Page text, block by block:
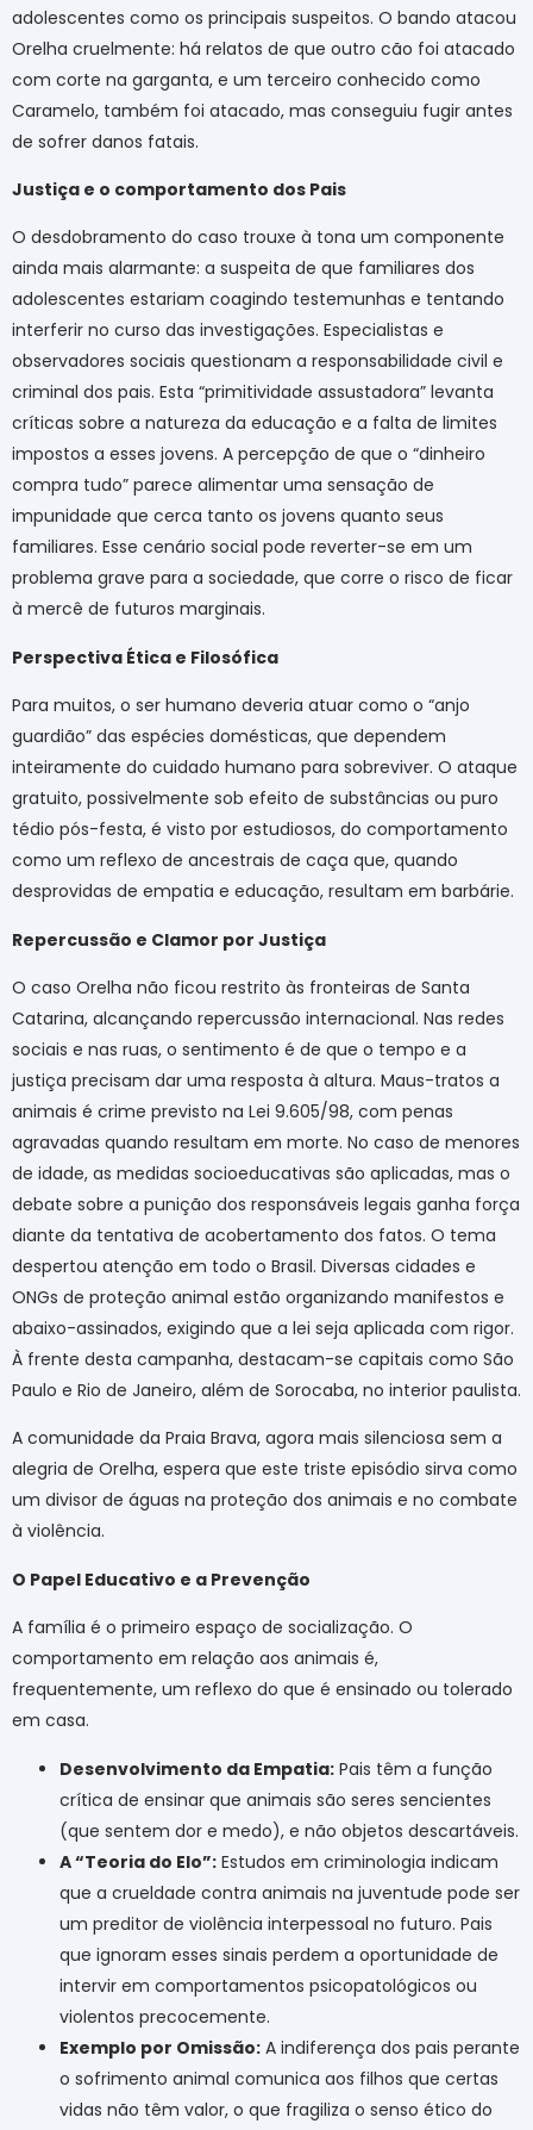
adolescentes como os principais suspeitos. O bando atacou
Orelha cruelmente: há relatos de que outro cão foi atacado
com corte na garganta, e um terceiro conhecido como
Caramelo, também foi atacado, mas conseguiu fugir antes
de sofrer danos fatais.
Justiça e o comportamento dos Pais
O desdobramento do caso trouxe à tona um componente
ainda mais alarmante: a suspeita de que familiares dos
adolescentes estariam coagindo testemunhas e tentando
interferir no curso das investigações. Especialistas e
observadores sociais questionam a responsabilidade civil e
criminal dos pais. Esta “primitividade assustadora” levanta
críticas sobre a natureza da educação e a falta de limites
impostos a esses jovens. A percepção de que o “dinheiro
compra tudo” parece alimentar uma sensação de
impunidade que cerca tanto os jovens quanto seus
familiares. Esse cenário social pode reverter-se em um
problema grave para a sociedade, que corre o risco de ficar
à mercê de futuros marginais.
Perspectiva Ética e Filosófica
Para muitos, o ser humano deveria atuar como o “anjo
guardião” das espécies domésticas, que dependem
inteiramente do cuidado humano para sobreviver. O ataque
gratuito, possivelmente sob efeito de substâncias ou puro
tédio pós-festa, é visto por estudiosos, do comportamento
como um reflexo de ancestrais de caça que, quando
desprovidas de empatia e educação, resultam em barbárie.
Repercussão e Clamor por Justiça
O caso Orelha não ficou restrito às fronteiras de Santa
Catarina, alcançando repercussão internacional. Nas redes
sociais e nas ruas, o sentimento é de que o tempo e a
justiça precisam dar uma resposta à altura. Maus-tratos a
animais é crime previsto na Lei 9.605/98, com penas
agravadas quando resultam em morte. No caso de menores
de idade, as medidas socioeducativas são aplicadas, mas o
debate sobre a punição dos responsáveis legais ganha força
diante da tentativa de acobertamento dos fatos. O tema
despertou atenção em todo o Brasil. Diversas cidades e
ONGs de proteção animal estão organizando manifestos e
abaixo-assinados, exigindo que a lei seja aplicada com rigor.
À frente desta campanha, destacam-se capitais como São
Paulo e Rio de Janeiro, além de Sorocaba, no interior paulista.
A comunidade da Praia Brava, agora mais silenciosa sem a
alegria de Orelha, espera que este triste episódio sirva como
um divisor de águas na proteção dos animais e no combate
à violência.
O Papel Educativo e a Prevenção
A família é o primeiro espaço de socialização. O
comportamento em relação aos animais é,
frequentemente, um reflexo do que é ensinado ou tolerado
em casa.
Desenvolvimento da Empatia: Pais têm a função
crítica de ensinar que animais são seres sencientes
(que sentem dor e medo), e não objetos descartáveis.
A “Teoria do Elo”: Estudos em criminologia indicam
que a crueldade contra animais na juventude pode ser
um preditor de violência interpessoal no futuro. Pais
que ignoram esses sinais perdem a oportunidade de
intervir em comportamentos psicopatológicos ou
violentos precocemente.
Exemplo por Omissão: A indiferença dos pais perante
o sofrimento animal comunica aos filhos que certas
vidas não têm valor, o que fragiliza o senso ético do